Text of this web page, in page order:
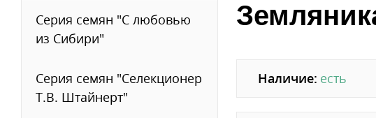
Серия семян "С любовью
из Сибири"
Серия семян "Селекционер
Т.В. Штайнерт"
Наличие: есть